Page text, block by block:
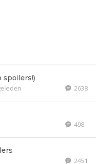
spoilers!)
2638
498
2451